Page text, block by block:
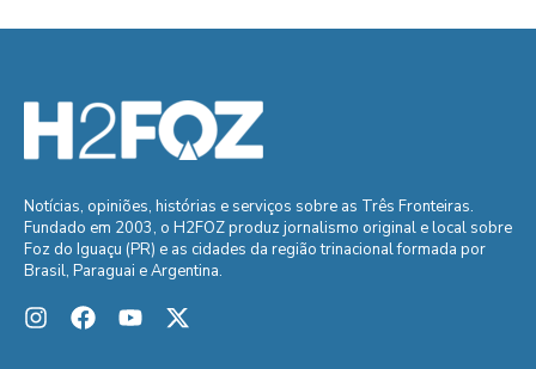
Notícias, opiniões, histórias e serviços sobre as Três Fronteiras.
Fundado em 2003, o H2FOZ produz jornalismo original e local sobre
Foz do Iguaçu (PR) e as cidades da região trinacional formada por
Brasil, Paraguai e Argentina.